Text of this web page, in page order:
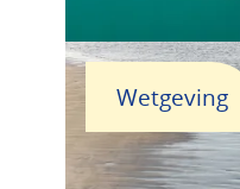
Wetgeving